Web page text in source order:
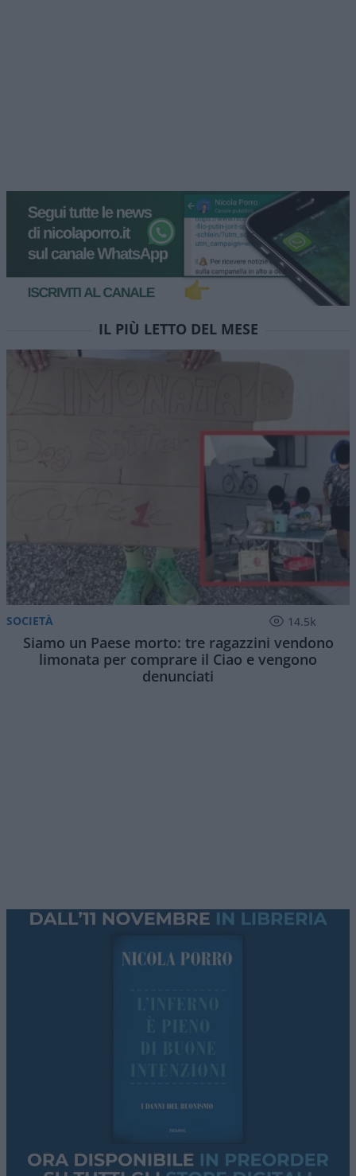
IL PIÙ LETTO DEL MESE
SOCIETÀ 14.5k
Siamo un Paese morto: tre ragazzini vendono
limonata per comprare il Ciao e vengono
denunciati